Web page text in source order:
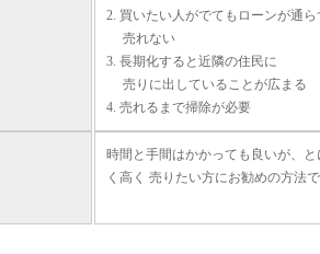
2. 買いたい人がでてもローンが通ら
売れない
3. 長期化すると近隣の住民に
売りに出していることが広まる
4. 売れるまで掃除が必要
時間と手間はかかっても良いが、と
く高く 売りたい方にお勧めの方法